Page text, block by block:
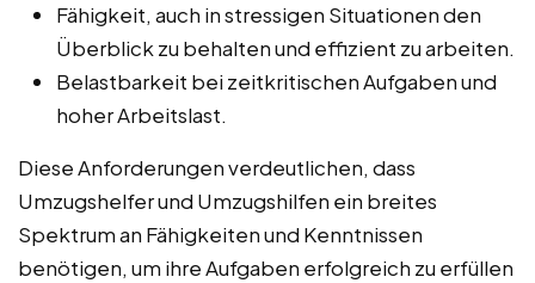
Fähigkeit, auch in stressigen Situationen den
Überblick zu behalten und effizient zu arbeiten.
Belastbarkeit bei zeitkritischen Aufgaben und
hoher Arbeitslast.
Diese Anforderungen verdeutlichen, dass
Umzugshelfer und Umzugshilfen ein breites
Spektrum an Fähigkeiten und Kenntnissen
benötigen, um ihre Aufgaben erfolgreich zu erfüllen